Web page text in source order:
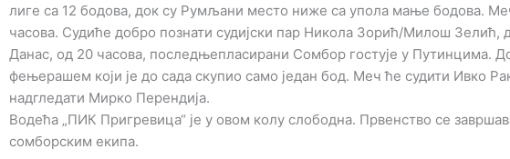
лиге са 12 бодова, док су Румљани место ниже са упола мање бодова.
часова. Судиће добро познати судијски пар Никола Зорић/Милош Зелић,
Данас, од 20 часова, последњепласирани Сомбор гостује у Путинцима.
фењерашем који је до сада скупио само један бод. Меч ће судити Ивко
надгледати Мирко Перендија.
Водећа „ПИК Пригревица“ је у овом колу слободна. Првенство се
сомборским екипа.